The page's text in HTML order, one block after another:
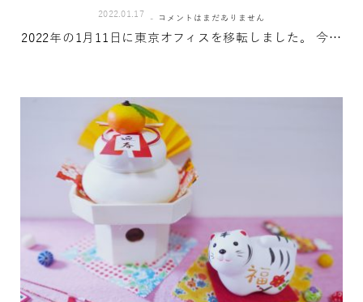
2022.01.17 コメントはまだありません
2022年の1月11日に東京オフィスを移転しました。 今…